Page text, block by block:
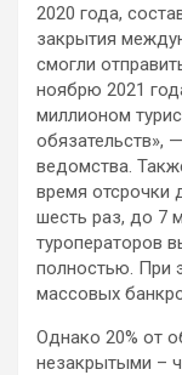
2020 года,
закрытия
смогли
ноябрю 2021
миллионом
обязательств»,
ведомства.
время отсрочки
шесть раз, до 7
туроператоров
полностью. При
массовых
Однако 20% от
незакрытыми –